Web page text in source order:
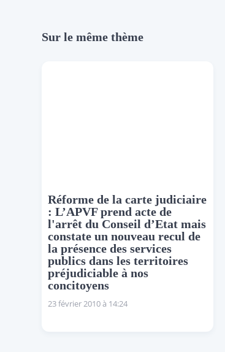
Sur le même thème
Réforme de la carte judiciaire
: L’APVF prend acte de
l'arrêt du Conseil d’Etat mais
constate un nouveau recul de
la présence des services
publics dans les territoires
préjudiciable à nos
concitoyens
23 février 2010 à 14:24